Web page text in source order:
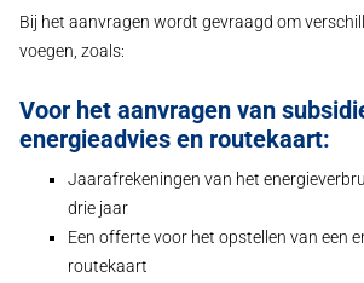
Bij het aanvragen wordt gevraagd om
voegen, zoals:
Voor het aanvragen van
energieadvies en routekaart:
Jaarafrekeningen van het
drie jaar
Een offerte voor het opstellen van een
routekaart